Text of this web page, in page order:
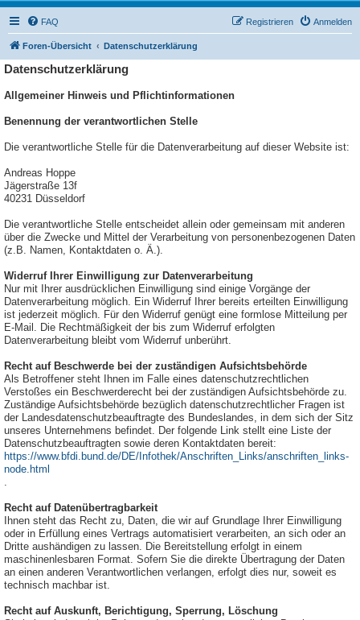
FAQ Anmelden
Registrieren
Foren-Übersicht Datenschutzerklärung
Datenschutzerklärung
Allgemeiner Hinweis und Pflichtinformationen
Benennung der verantwortlichen Stelle
Die verantwortliche Stelle für die Datenverarbeitung auf dieser Website ist:
Andreas Hoppe
Jägerstraße 13f
40231 Düsseldorf
Die verantwortliche Stelle entscheidet allein oder gemeinsam mit anderen
über die Zwecke und Mittel der Verarbeitung von personenbezogenen Daten
(z.B. Namen, Kontaktdaten o. Ä.).
Widerruf Ihrer Einwilligung zur Datenverarbeitung
Nur mit Ihrer ausdrücklichen Einwilligung sind einige Vorgänge der
Datenverarbeitung möglich. Ein Widerruf Ihrer bereits erteilten Einwilligung
ist jederzeit möglich. Für den Widerruf genügt eine formlose Mitteilung per
E-Mail. Die Rechtmäßigkeit der bis zum Widerruf erfolgten
Datenverarbeitung bleibt vom Widerruf unberührt.
Recht auf Beschwerde bei der zuständigen Aufsichtsbehörde
Als Betroffener steht Ihnen im Falle eines datenschutzrechtlichen
Verstoßes ein Beschwerderecht bei der zuständigen Aufsichtsbehörde zu.
Zuständige Aufsichtsbehörde bezüglich datenschutzrechtlicher Fragen ist
der Landesdatenschutzbeauftragte des Bundeslandes, in dem sich der Sitz
unseres Unternehmens befindet. Der folgende Link stellt eine Liste der
Datenschutzbeauftragten sowie deren Kontaktdaten bereit:
https://www.bfdi.bund.de/DE/Infothek/Anschriften_Links/anschriften_links-
node.html
.
Recht auf Datenübertragbarkeit
Ihnen steht das Recht zu, Daten, die wir auf Grundlage Ihrer Einwilligung
oder in Erfüllung eines Vertrags automatisiert verarbeiten, an sich oder an
Dritte aushändigen zu lassen. Die Bereitstellung erfolgt in einem
maschinenlesbaren Format. Sofern Sie die direkte Übertragung der Daten
an einen anderen Verantwortlichen verlangen, erfolgt dies nur, soweit es
technisch machbar ist.
Recht auf Auskunft, Berichtigung, Sperrung, Löschung